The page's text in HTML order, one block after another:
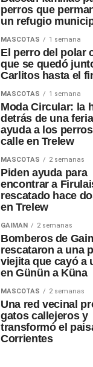
perros que
un refugio
MASCOTAS 1 semana
El perro del polar
que se quedó
Carlitos hasta el
MASCOTAS 1 semana
Moda Circular: la
detrás de una
ayuda a los
calle en Trelew
MASCOTAS 2 semanas
Piden ayuda para
encontrar a
rescatado hace
en Trelew
GAIMAN 2 semanas
Bomberos de
rescataron a una
viejita que cayó a
en Günün a Küna
MASCOTAS 2 semanas
Una red vecinal
gatos callejeros y
transformó el
Corrientes